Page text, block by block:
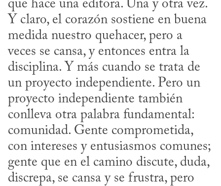
que hace una editora. Una y otra vez.
Y claro, el corazón sostiene en buena
medida nuestro quehacer, pero a
veces se cansa, y entonces entra la
disciplina. Y más cuando se trata de
un proyecto independiente. Pero un
proyecto independiente también
conlleva otra palabra fundamental:
comunidad. Gente comprometida,
con intereses y entusiasmos comunes;
gente que en el camino discute, duda,
discrepa, se cansa y se frustra, pero